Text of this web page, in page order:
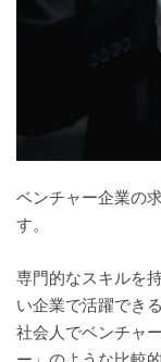
ベンチャー企業の
す。
専門的なスキルを
い企業で活躍でき
社会人でベンチャ